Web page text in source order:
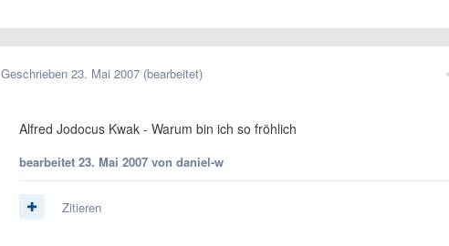
Geschrieben 23. Mai 2007 (bearbeitet)
Alfred Jodocus Kwak - Warum bin ich so fröhlich
bearbeitet 23. Mai 2007 von daniel-w
Zitieren